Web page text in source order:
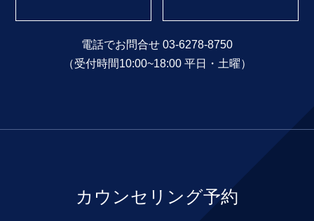
電話でお問合せ 03-6278-8750
（受付時間10:00~18:00 平日・土曜）
カウンセリング予約